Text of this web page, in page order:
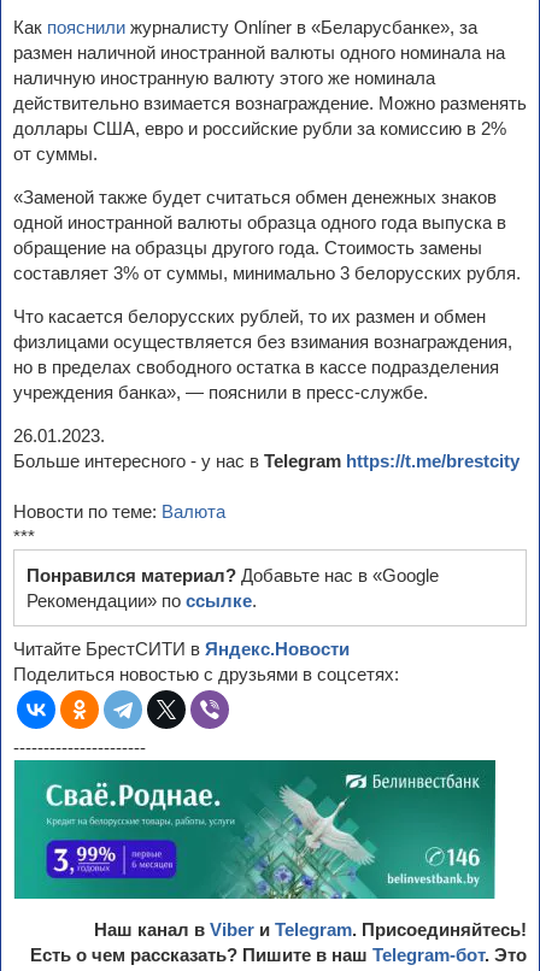
Как пояснили журналисту Onlíner в «Беларусбанке», за
размен наличной иностранной валюты одного номинала на
наличную иностранную валюту этого же номинала
действительно взимается вознаграждение. Можно разменять
доллары США, евро и российские рубли за комиссию в 2%
от суммы.
«Заменой также будет считаться обмен денежных знаков
одной иностранной валюты образца одного года выпуска в
обращение на образцы другого года. Стоимость замены
составляет 3% от суммы, минимально 3 белорусских рубля.
Что касается белорусских рублей, то их размен и обмен
физлицами осуществляется без взимания вознаграждения,
но в пределах свободного остатка в кассе подразделения
учреждения банка», — пояснили в пресс-службе.
26.01.2023.
Больше интересного - у нас в Telegram https://t.me/brestcity
Новости по теме: Валюта
***
Понравился материал? Добавьте нас в «Google
Рекомендации» по ссылке.
Читайте БрестСИТИ в Яндекс.Новости
Поделиться новостью с друзьями в соцсетях:
----------------------
Наш канал в Viber и Telegram. Присоединяйтесь!
Есть о чем рассказать? Пишите в наш Telegram-бот. Это